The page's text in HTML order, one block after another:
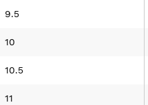
9.5
10
10.5
11